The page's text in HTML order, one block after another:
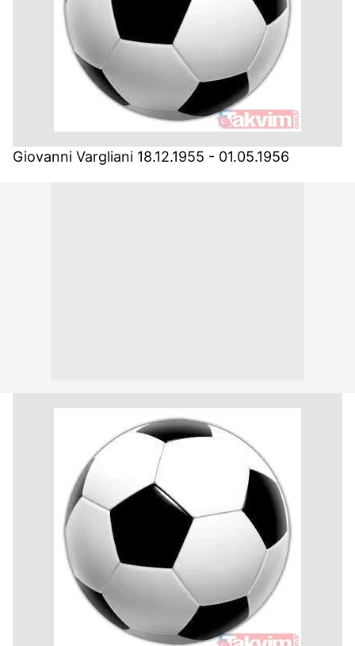
Giovanni Vargliani 18.12.1955 - 01.05.1956